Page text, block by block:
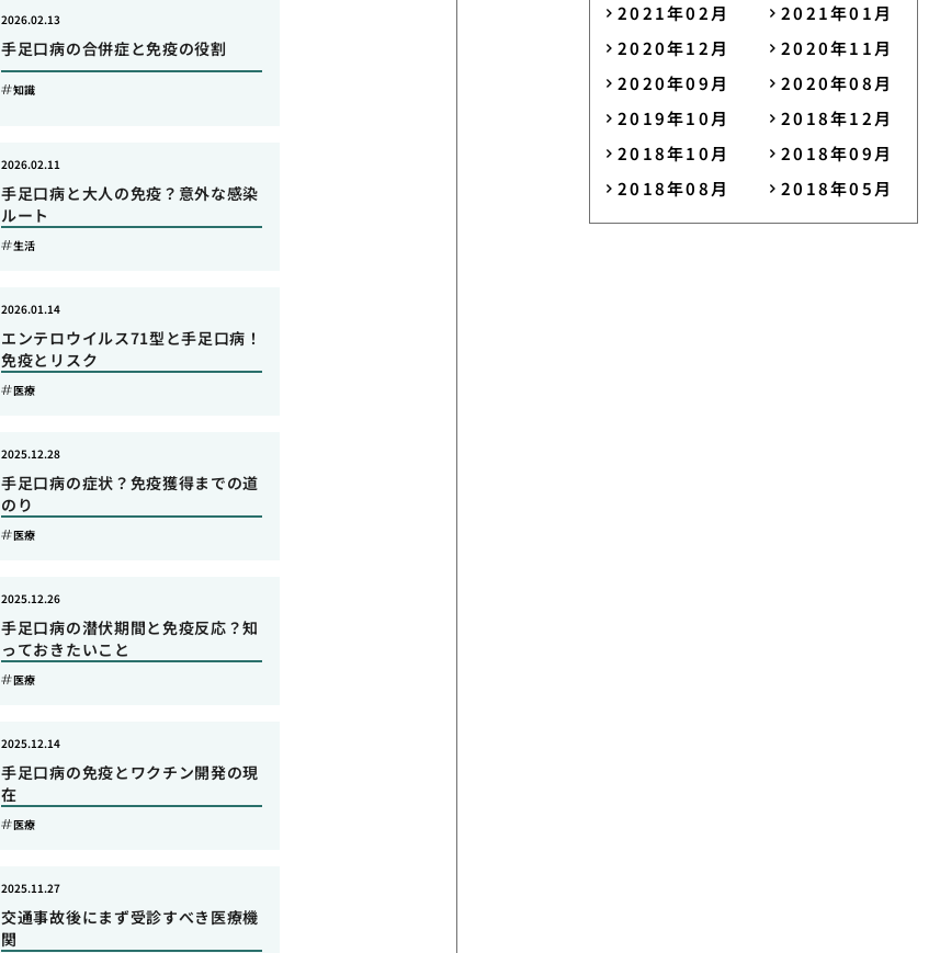
手足口病の合併症と免疫の役割
2026.02.13
知識
手足口病と大人の免疫？意外な感染
ルート
2026.02.11
生活
エンテロウイルス71型と手足口病！
免疫とリスク
2026.01.14
医療
手足口病の症状？免疫獲得までの道
のり
2025.12.28
医療
手足口病の潜伏期間と免疫反応？知
っておきたいこと
2025.12.26
医療
手足口病の免疫とワクチン開発の現
在
2025.12.14
医療
交通事故後にまず受診すべき医療機
関
2025.11.27
2021年02月
2021年01月
2020年12月
2020年11月
2020年09月
2020年08月
2019年10月
2018年12月
2018年10月
2018年09月
2018年08月
2018年05月